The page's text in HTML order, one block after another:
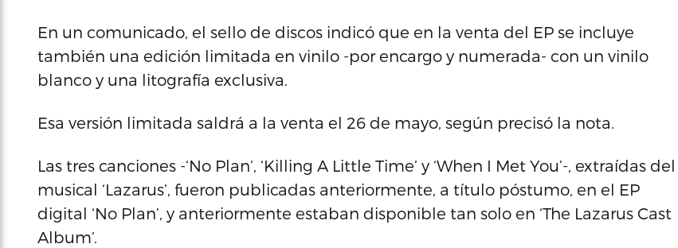
En un comunicado, el sello de discos indicó que en la venta del EP se incluye
también una edición limitada en vinilo -por encargo y numerada- con un vinilo
blanco y una litografía exclusiva.
Esa versión limitada saldrá a la venta el 26 de mayo, según precisó la nota.
Las tres canciones -‘No Plan’, ‘Killing A Little Time’ y ‘When I Met You’-, extraídas del
musical ‘Lazarus’, fueron publicadas anteriormente, a título póstumo, en el EP
digital ‘No Plan’, y anteriormente estaban disponible tan solo en ‘The Lazarus Cast
Album’.